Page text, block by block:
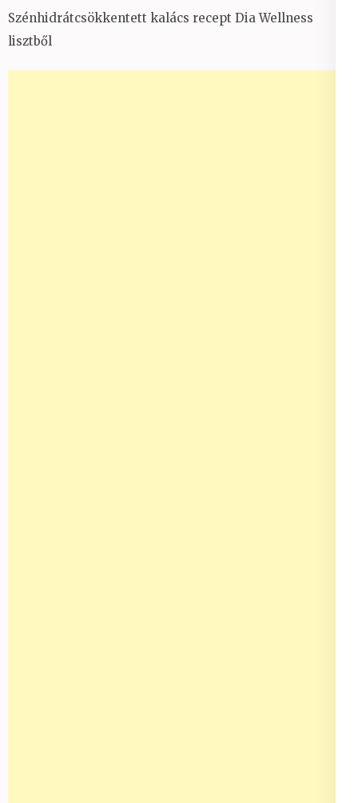
Szénhidrátcsökkentett kalács recept Dia Wellness
lisztből